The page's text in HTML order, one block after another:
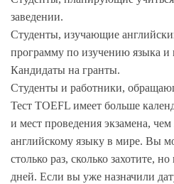
заведении.
Студенты, изучающие
программу по изучению языка и
Кандидаты на гранты.
Студенты и работники,
Тест TOEFL имеет больше
и мест проведения экзамена,
английскому языку в мире. Вы
столько раз, сколько захотите,
дней. Если вы уже назначили